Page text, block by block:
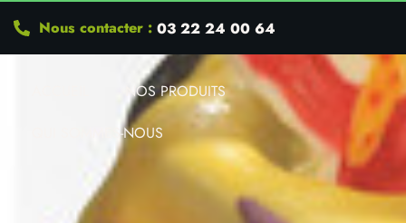
Nous contacter : 03 22 24 00 64
NOS PRODUITS
QUI SOMMES-NOUS